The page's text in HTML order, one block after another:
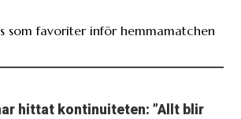
som favoriter inför hemmamatchen
hittat kontinuiteten: ”Allt blir